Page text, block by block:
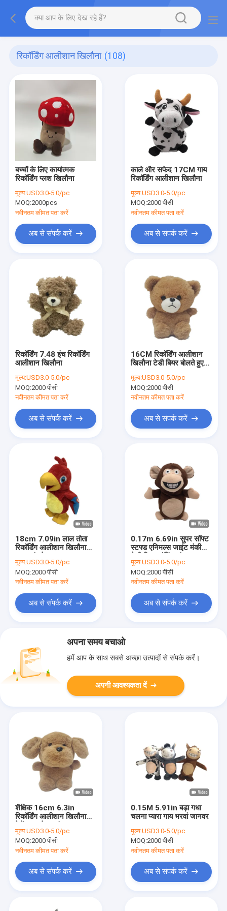
रिकॉर्डिंग आलीशान खिलौना (108)
बच्चों के लिए कार्यात्मक
रिकॉर्डिंग प्लश खिलौना
मूल्य:USD3.0-5.0/pc
MOQ:2000pcs
नवीनतम कीमत पता करें
अब से संपर्क करें
काले और सफेद 17CM गाय
रिकॉर्डिंग आलीशान खिलौना
मूल्य:USD3.0-5.0/pc
MOQ:2000 पीसी
नवीनतम कीमत पता करें
अब से संपर्क करें
रिकॉर्डिंग 7.48 इंच रिकॉर्डिंग
आलीशान खिलौना
मूल्य:USD3.0-5.0/pc
MOQ:2000 पीसी
नवीनतम कीमत पता करें
अब से संपर्क करें
16CM रिकॉर्डिंग आलीशान
खिलौना टेडी बियर बोलते हुए।
मूल्य:USD3.0-5.0/pc
MOQ:2000 पीसी
नवीनतम कीमत पता करें
अब से संपर्क करें
18cm 7.09in लाल तोता
रिकॉर्डिंग आलीशान खिलौना
मूल्य:USD3.0-5.0/pc
MOQ:2000 पीसी
नवीनतम कीमत पता करें
अब से संपर्क करें
0.17m 6.69in सुपर सॉफ्ट
स्टफ्ड एनिमल्स जाइंट मंकी
मूल्य:USD3.0-5.0/pc
MOQ:2000 पीसी
नवीनतम कीमत पता करें
अब से संपर्क करें
अपना समय बचाओ
हमें आप के साथ सबसे अच्छा उत्पादों से संपर्क करें।
अपनी आवश्यकता दें
शैक्षिक 16cm 6.3in
रिकॉर्डिंग आलीशान खिलौना
मूल्य:USD3.0-5.0/pc
MOQ:2000 पीसी
नवीनतम कीमत पता करें
अब से संपर्क करें
0.15M 5.91in बड़ा गधा
चलना प्यारा गाय भरवां जानवर
मूल्य:USD3.0-5.0/pc
MOQ:2000 पीसी
नवीनतम कीमत पता करें
अब से संपर्क करें